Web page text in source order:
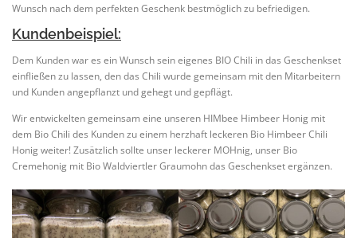
Wunsch nach dem perfekten Geschenk bestmöglich zu befriedigen.
Kundenbeispiel:
Dem Kunden war es ein Wunsch sein eigenes BIO Chili in das Geschenkset
einfließen zu lassen, den das Chili wurde gemeinsam mit den Mitarbeitern
und Kunden angepflanzt und gehegt und gepflägt.
Wir entwickelten gemeinsam eine unseren HIMbee Himbeer Honig mit
dem Bio Chili des Kunden zu einem herzhaft leckeren Bio Himbeer Chili
Honig weiter! Zusätzlich sollte unser leckerer MOHnig, unser Bio
Cremehonig mit Bio Waldviertler Graumohn das Geschenkset ergänzen.